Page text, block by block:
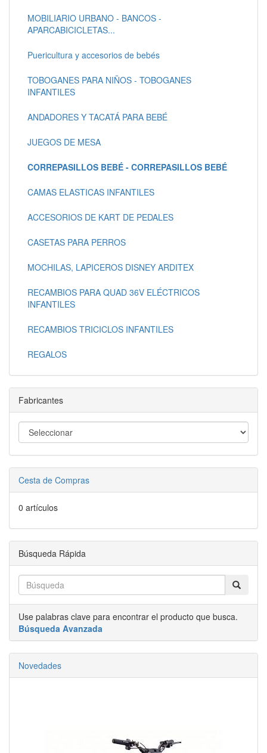
MOBILIARIO URBANO - BANCOS -
APARCABICICLETAS...
Puericultura y accesorios de bebés
TOBOGANES PARA NIÑOS - TOBOGANES
INFANTILES
ANDADORES Y TACATÁ PARA BEBÉ
JUEGOS DE MESA
CORREPASILLOS BEBÉ - CORREPASILLOS BEBÉ
CAMAS ELASTICAS INFANTILES
ACCESORIOS DE KART DE PEDALES
CASETAS PARA PERROS
MOCHILAS, LAPICEROS DISNEY ARDITEX
RECAMBIOS PARA QUAD 36V ELÉCTRICOS
INFANTILES
RECAMBIOS TRICICLOS INFANTILES
REGALOS
Fabricantes
Cesta de Compras
0 artículos
Búsqueda Rápida
Use palabras clave para encontrar el producto que busca.
Búsqueda Avanzada
Novedades